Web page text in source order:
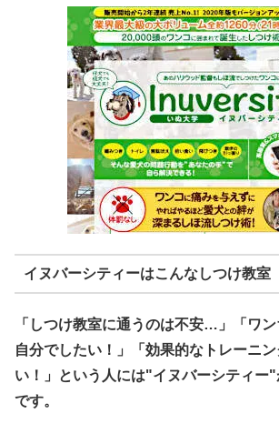
イヌバーシティーはこんなしつけ教室
「しつけ教室に通うのは不安…」「ワ
自分でしたい！」「効果的なトレーニ
い！」という人には"イヌバーシティー
です。